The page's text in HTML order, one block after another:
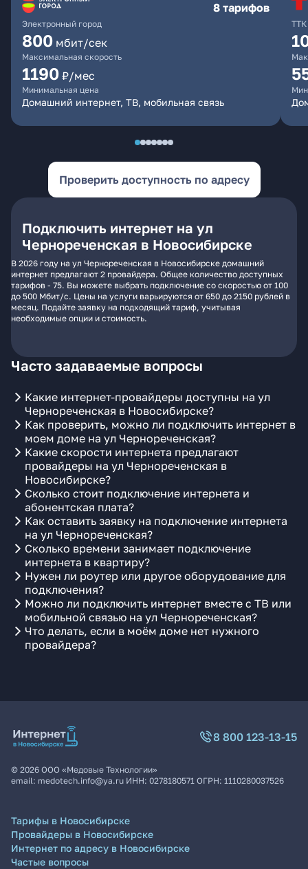
Электронный город
8 тарифов
800 мбит/сек
Максимальная скорость
1190 ₽/мес
Минимальная цена
Домашний интернет, ТВ, мобильная связь
ТТК
Проверить доступность по адресу
Подключить интернет на ул
Чернореченская в Новосибирске
В 2026 году на ул Чернореченская в Новосибирске домашний
интернет предлагают 2 провайдера. Общее количество доступных
тарифов - 75. Вы можете выбрать подключение со скоростью от 100
до 500 Мбит/с. Цены на услуги варьируются от 650 до 2150 рублей в
месяц. Подайте заявку на подходящий тариф, учитывая
необходимые опции и стоимость.
Часто задаваемые вопросы
Какие интернет-провайдеры доступны на ул
Чернореченская в Новосибирске?
Как проверить, можно ли подключить интернет в
моем доме на ул Чернореченская?
Какие скорости интернета предлагают
провайдеры на ул Чернореченская в
Новосибирске?
Сколько стоит подключение интернета и
абонентская плата?
Как оставить заявку на подключение интернета
на ул Чернореченская?
Сколько времени занимает подключение
интернета в квартиру?
Нужен ли роутер или другое оборудование для
подключения?
Можно ли подключить интернет вместе с ТВ или
мобильной связью на ул Чернореченская?
Что делать, если в моём доме нет нужного
провайдера?
8 800 123-13-15
© 2026 ООО «Медовые Технологии»
email: medotech.info@ya.ru ИНН: 0278180571 ОГРН: 1110280037526
Тарифы в Новосибирске
Провайдеры в Новосибирске
Интернет по адресу в Новосибирске
Частые вопросы